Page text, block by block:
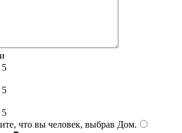
5
5
5
что вы человек, выбрав Дом.